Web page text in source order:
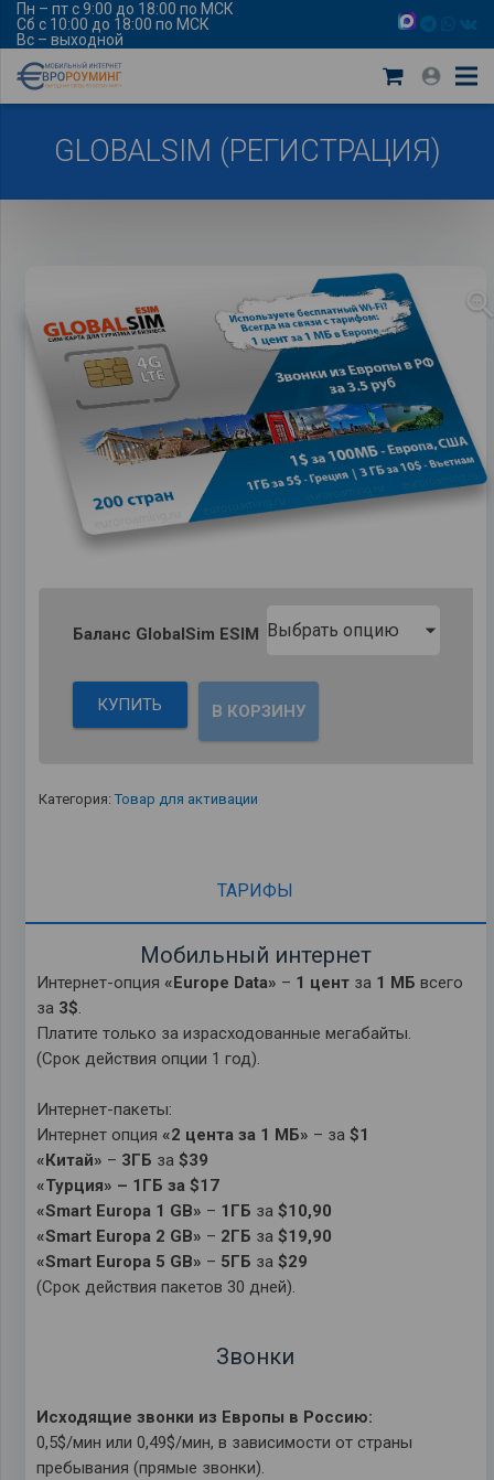
Пн – пт с 9:00 до 18:00 по МСК
Сб с 10:00 до 18:00 по МСК
Вс – выходной
GLOBALSIM (РЕГИСТРАЦИЯ)
Баланс GlobalSim ESIM
КУПИТЬ В КОРЗИНУ
Категория: Товар для активации
ТАРИФЫ
Мобильный интернет
Интернет-опция «Europe Data» – 1 центза 1 МБ всего
за 3$.
Платите только за израсходованные мегабайты.
(Срок действия опции 1 год).
Интернет-пакеты:
Интернет опция «2 цента за 1 МБ» – за $1
«Китай» – 3ГБ за $39
«Турция» – 1ГБ за $17
«Smart Europa 1 GB» – 1ГБ за $10,90
«Smart Europa 2 GB» – 2ГБ за $19,90
«Smart Europa 5 GB» – 5ГБ за $29
(Срок действия пакетов 30 дней).
Звонки
Исходящие звонки из Европы в Россию:
0,5$/мин или 0,49$/мин, в зависимости от страны
пребывания (прямые звонки).